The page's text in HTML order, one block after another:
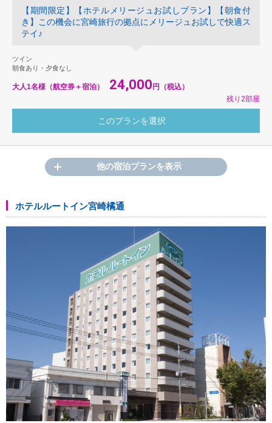
【期間限定】【ホテルメリージュお試しプラン】【朝食付
き】この機会に宮崎旅行の拠点にメリージュお試しで快適ス
テイ♪
ツイン
朝食あり・夕食なし
大人1名様（航空券＋宿泊） 24,000 円（税込）
残り2部屋
他の宿泊プランを表示
ホテルルートイン宮崎橘通